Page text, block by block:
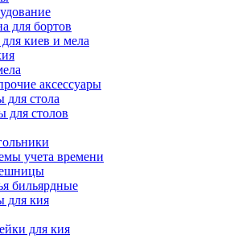
для бортов
киев и мела
аксессуары
для стола
для столов
учета времени
бильярдные
для кия
для кия